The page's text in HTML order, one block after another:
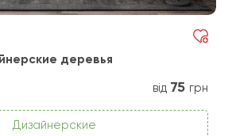
деревья
від 75 грн
Дизайнерские